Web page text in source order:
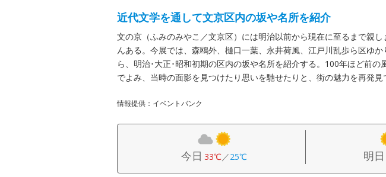
近代文学を通して文京区内の坂や名所を紹介
文の京（ふみのみやこ／文京区）には明治以前から現在に至るまで親
んある。今展では、森鴎外、樋口一葉、永井荷風、江戸川乱歩ら区ゆ
ら、明治･大正･昭和初期の区内の坂や名所を紹介する。100年ほど前の
でよみ、当時の面影を見つけたり思いを馳せたりと、街の魅力を再発見
情報提供：イベントバンク
今日 33℃／25℃ 明日